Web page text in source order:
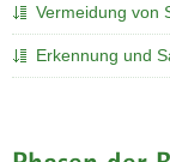
a
t
Vermeidung von
Erkennung und